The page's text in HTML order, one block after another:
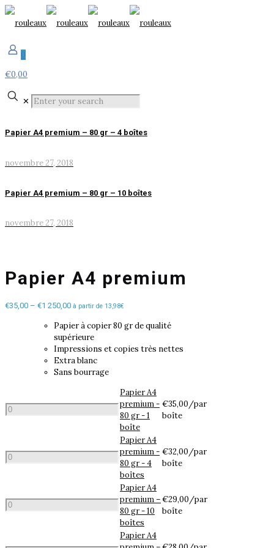
0
€0,00
✕
Papier A4 premium – 80 gr – 4 boîtes
novembre 27, 2018
Papier A4 premium – 80 gr – 10 boîtes
novembre 27, 2018
Papier A4 premium
€35,00 – €1 250,00 à partir de 13,98€
Papier à copier 80 gr de qualité
supérieure
Impressions et copies très nettes
Extra blanc
Sans bourrage
quantité
premium
-
-
1
Papier A4
premium -
80 gr - 1
boîte
€35,00/par
boîte
quantité
premium
-
Papier A4
premium -
80 gr - 4
boîtes
€32,00/par
boîte
quantité
Papier A4
premium –
80 gr - 10
boîtes
€29,00/par
boîte
Papier A4